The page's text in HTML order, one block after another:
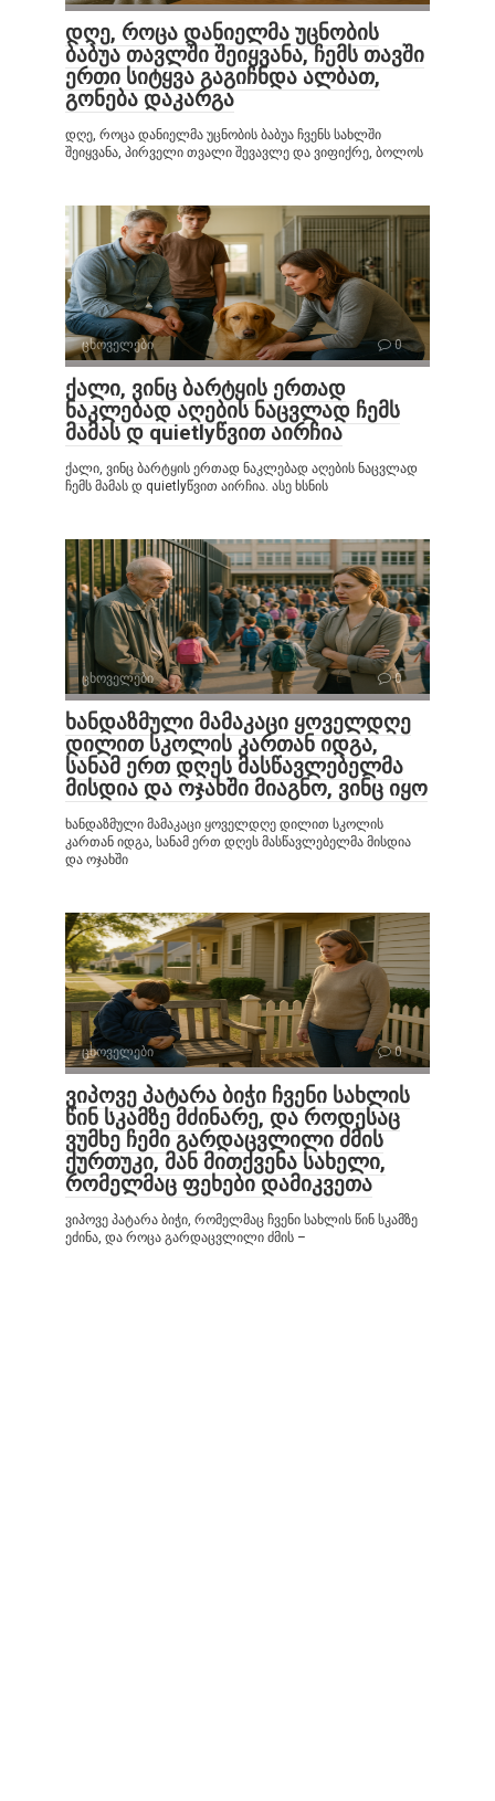
დღე, როცა დანიელმა უცნობის
ბაბუა თავლში შეიყვანა, ჩემს თავში
ერთი სიტყვა გაგიჩნდა ალბათ,
გონება დაკარგა
დღე, როცა დანიელმა უცნობის ბაბუა ჩვენს სახლში
შეიყვანა, პირველი თვალი შევავლე და ვიფიქრე, ბოლოს
ცხოველები 0
ქალი, ვინც ბარტყის ერთად
ნაკლებად აღების ნაცვლად ჩემს
მამას დ quietlyწვით აირჩია
ქალი, ვინც ბარტყის ერთად ნაკლებად აღების ნაცვლად
ჩემს მამას დ quietlyწვით აირჩია. ასე ხსნის
ცხოველები 0
ხანდაზმული მამაკაცი ყოველდღე
დილით სკოლის კართან იდგა,
სანამ ერთ დღეს მასწავლებელმა
მისდია და ოჯახში მიაგნო, ვინც იყო
ხანდაზმული მამაკაცი ყოველდღე დილით სკოლის
კართან იდგა, სანამ ერთ დღეს მასწავლებელმა მისდია
და ოჯახში
ცხოველები 0
ვიპოვე პატარა ბიჭი ჩვენი სახლის
წინ სკამზე მძინარე, და როდესაც
ვუმხე ჩემი გარდაცვლილი ძმის
ქურთუკი, მან მითქვენა სახელი,
რომელმაც ფეხები დამიკვეთა
ვიპოვე პატარა ბიჭი, რომელმაც ჩვენი სახლის წინ სკამზე
ეძინა, და როცა გარდაცვლილი ძმის –